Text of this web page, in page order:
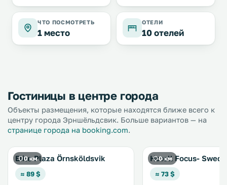
ЧТО ПОСМОТРЕТЬ
1 место
ОТЕЛИ
10 отелей
Гостиницы в центре города
Объекты размещения, которые находятся ближе всего к
центру города Эрншёльдсвик. Больше вариантов — на
странице города на booking.com.
0 км
Elite Plaza Örnsköldsvik
≈ 89 $
0 км
Hotell Focus-
≈ 73 $